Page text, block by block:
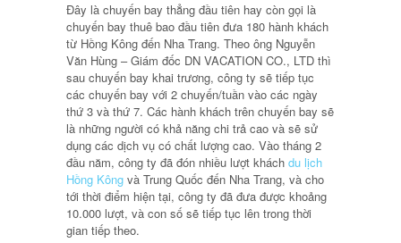
Đây là chuyến bay thẳng đầu tiên hay còn gọi là
chuyến bay thuê bao đầu tiên đưa 180 hành khách
từ Hồng Kông đến Nha Trang. Theo ông Nguyễn
Văn Hùng – Giám đốc DN VACATION CO., LTD thì
sau chuyến bay khai trương, công ty sẽ tiếp tục
các chuyến bay với 2 chuyến/tuần vào các ngày
thứ 3 và thứ 7. Các hành khách trên chuyến bay sẽ
là những người có khả năng chi trả cao và sẽ sử
dụng các dịch vụ có chất lượng cao. Vào tháng 2
đầu năm, công ty đã đón nhiều lượt khách du lịch
Hồng Kông và Trung Quốc đến Nha Trang, và cho
tới thời điểm hiện tại, công ty đã đưa được khoảng
10.000 lượt, và con số sẽ tiếp tục lên trong thời
gian tiếp theo.